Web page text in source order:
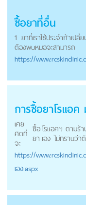
ซื้อยาที่อื่น
1. ยาที่เราใช้ประจำถ้าเปลี่
ต้องพบหมอจะสามารถ
https://
การซื้อยาโรแอค
เคย
คิดที่
จะ
ซื้อ
ยา
โรแอคฯ ตามร้
เอง ไม่ทราบว่า
https://
เอง.aspx